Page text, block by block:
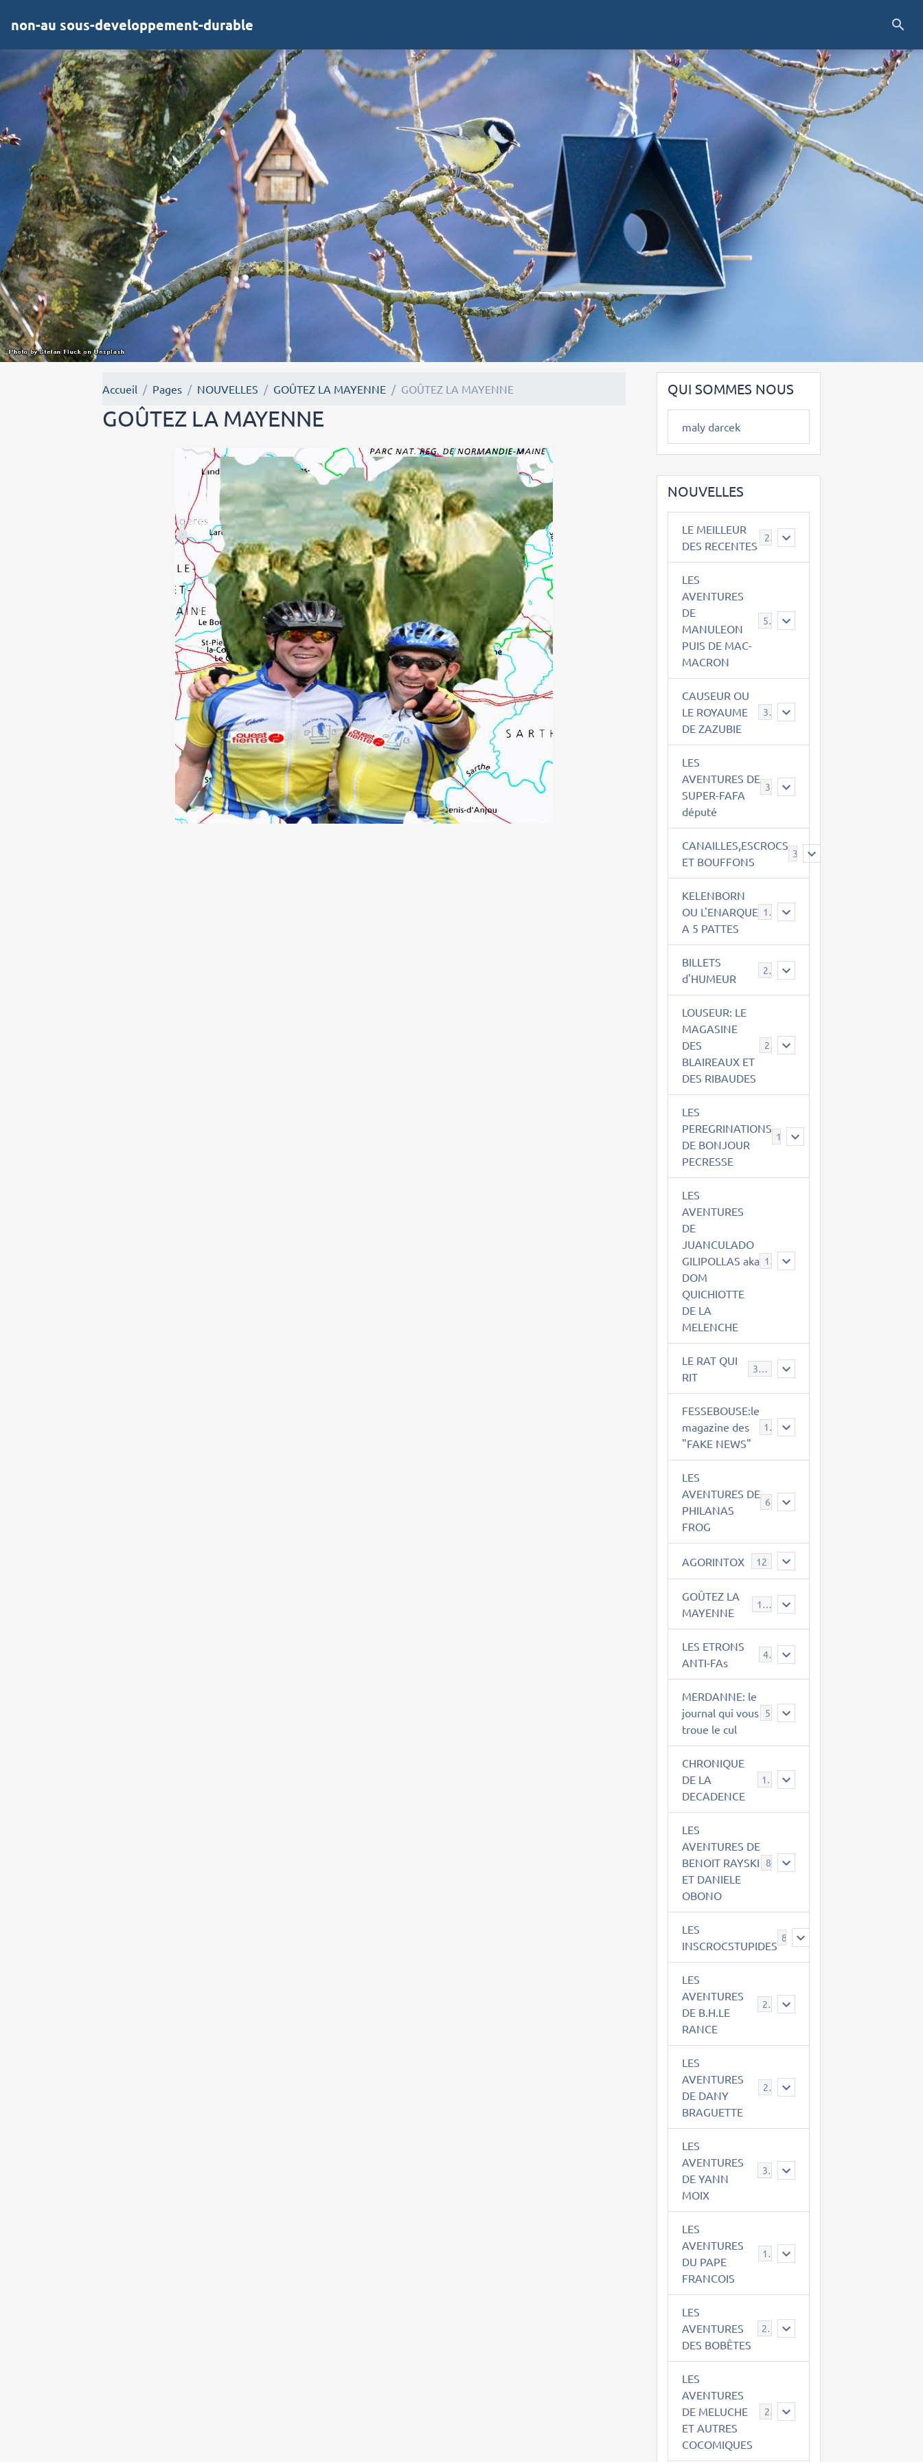
non-au sous-developpement-durable
Accueil Pages NOUVELLES GOÛTEZ LA MAYENNE GOÛTEZ LA MAYENNE
GOÛTEZ LA MAYENNE
QUI SOMMES NOUS
maly darcek
NOUVELLES
LE MEILLEUR
DES RECENTES
2
LES
AVENTURES
DE
MANULEON
PUIS DE MAC-
MACRON
543
CAUSEUR OU
LE ROYAUME
DE ZAZUBIE
38
LES
AVENTURES DE
SUPER-FAFA
député
CANAILLES,ESCROCS
ET BOUFFONS
385
KELENBORN
OU L'ENARQUE
A 5 PATTES
14
BILLETS
d'HUMEUR
2
LOUSEUR: LE
MAGASINE
DES
BLAIREAUX ET
DES RIBAUDES
21
LES
PEREGRINATIONS
DE BONJOUR
PECRESSE
14
LES
AVENTURES
DE
JUANCULADO
GILIPOLLAS aka
DOM
QUICHIOTTE
DE LA
MELENCHE
119
LE RAT QUI
RIT
395
FESSEBOUSE:le
magazine des
"FAKE NEWS"
19
LES
AVENTURES DE
PHILANAS
FROG
AGORINTOX 12
GOÛTEZ LA
MAYENNE
189
LES ETRONS
ANTI-FAs
4
MERDANNE: le
journal qui vous
troue le cul
CHRONIQUE
DE LA
DECADENCE
12
LES
AVENTURES DE
BENOIT RAYSKI
ET DANIELE
OBONO
LES
INSCROCSTUPIDES
8
LES
AVENTURES
DE B.H.LE
RANCE
21
LES
AVENTURES
DE DANY
BRAGUETTE
29
LES
AVENTURES
DE YANN
MOIX
39
LES
AVENTURES
DU PAPE
FRANCOIS
15
LES
AVENTURES
DES BOBÊTES
23
LES
AVENTURES
DE MELUCHE
ET AUTRES
COCOMIQUES
22